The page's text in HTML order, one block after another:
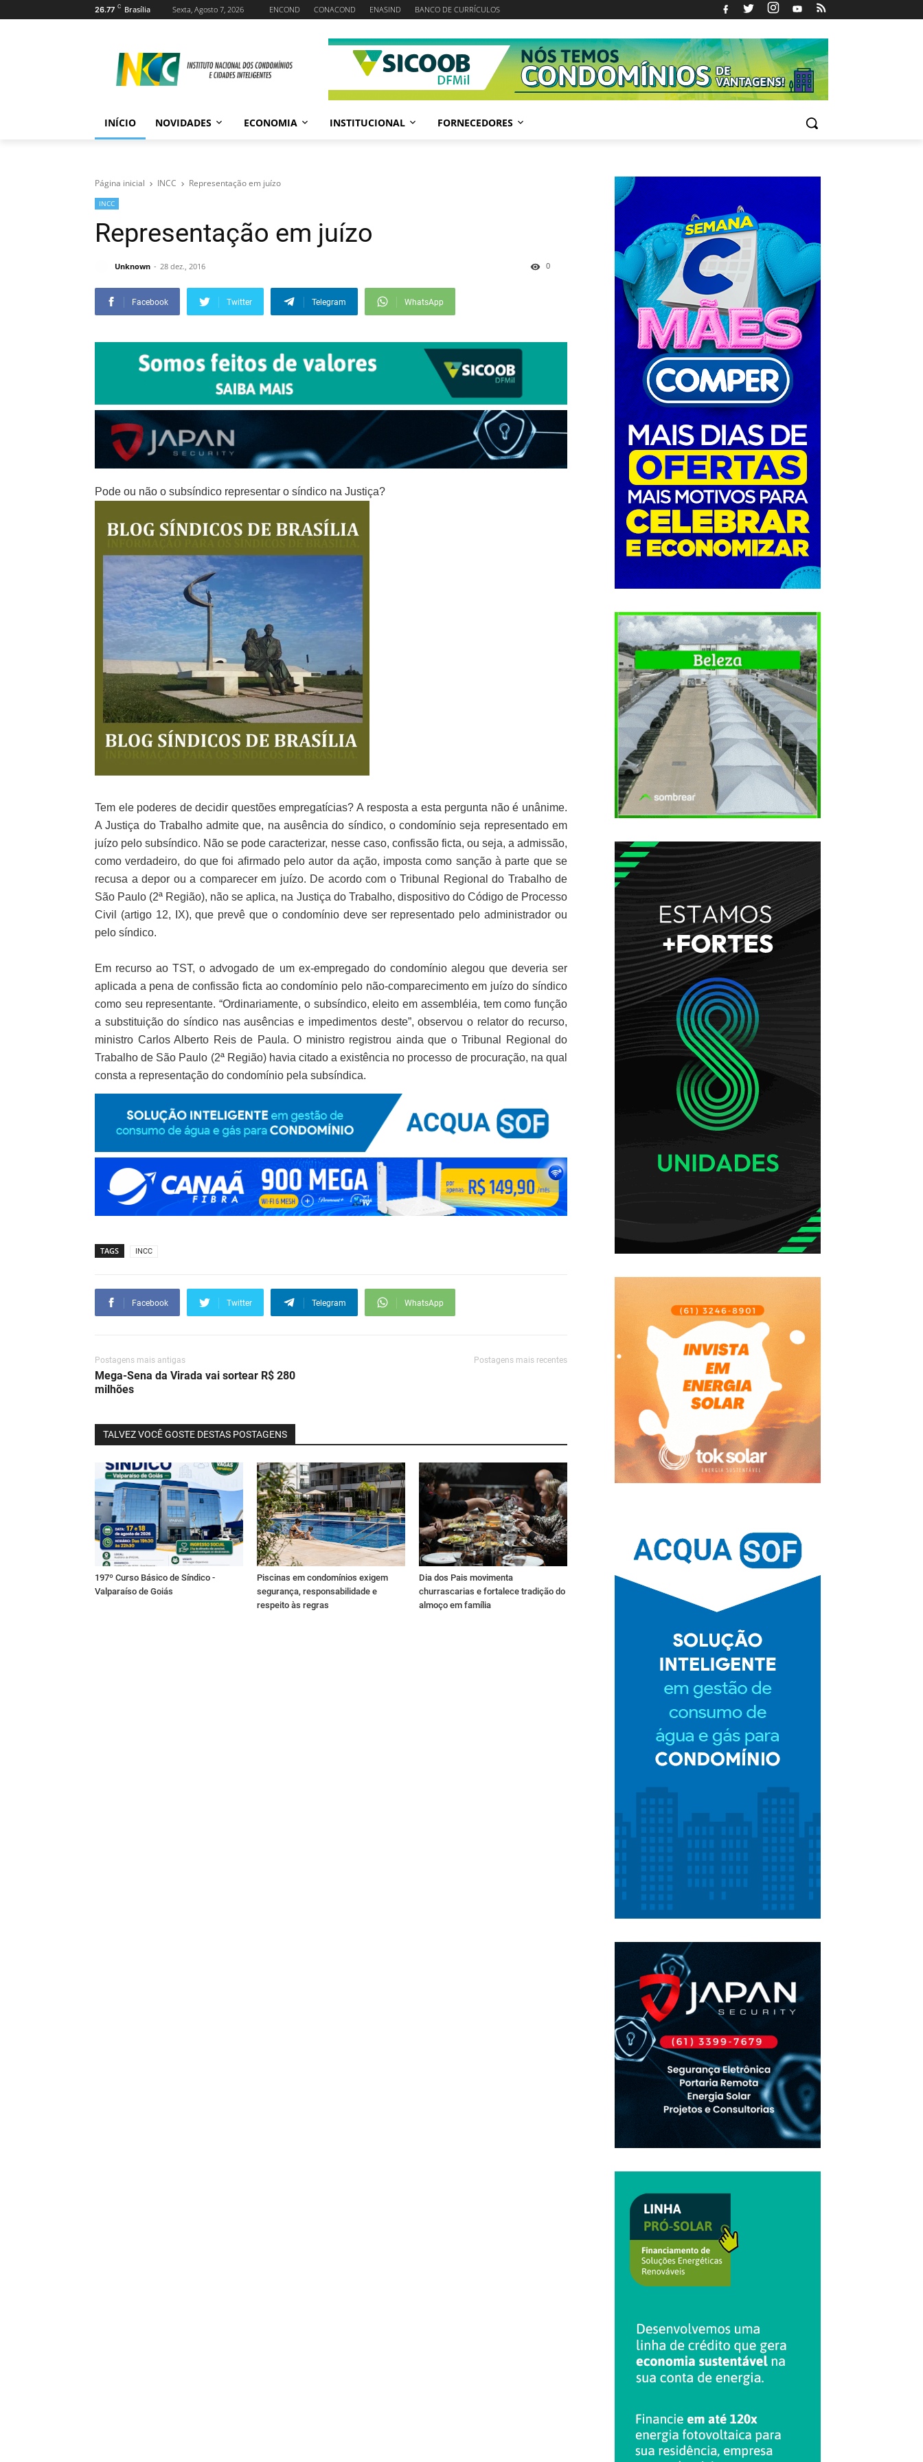
26.77 C Brasília Sexta, Agosto 7, 2026 ENCOND CONACOND ENASIND BANCO DE CURRÍCULOS
INÍCIO NOVIDADES ECONOMIA INSTITUCIONAL FORNECEDORES
Página inicial INCC Representação em juízo
INCC
Representação em juízo
Unknown 28 dez., 2016 0
Facebook Twitter Telegram WhatsApp
Pode ou não o subsíndico representar o síndico na Justiça?
Tem ele poderes de decidir questões empregatícias? A resposta a esta pergunta não é unânime.
A Justiça do Trabalho admite que, na ausência do síndico, o condomínio seja representado em
juízo pelo subsíndico. Não se pode caracterizar, nesse caso, confissão ficta, ou seja, a admissão,
como verdadeiro, do que foi afirmado pelo autor da ação, imposta como sanção à parte que se
recusa a depor ou a comparecer em juízo. De acordo com o Tribunal Regional do Trabalho de
São Paulo (2ª Região), não se aplica, na Justiça do Trabalho, dispositivo do Código de Processo
Civil (artigo 12, IX), que prevê que o condomínio deve ser representado pelo administrador ou
pelo síndico.
Em recurso ao TST, o advogado de um ex-empregado do condomínio alegou que deveria ser
aplicada a pena de confissão ficta ao condomínio pelo não-comparecimento em juízo do síndico
como seu representante. “Ordinariamente, o subsíndico, eleito em assembléia, tem como função
a substituição do síndico nas ausências e impedimentos deste”, observou o relator do recurso,
ministro Carlos Alberto Reis de Paula. O ministro registrou ainda que o Tribunal Regional do
Trabalho de São Paulo (2ª Região) havia citado a existência no processo de procuração, na qual
consta a representação do condomínio pela subsíndica.
TAGS INCC
Facebook Twitter Telegram WhatsApp
Postagens mais antigas
Mega-Sena da Virada vai sortear R$ 280
milhões
Postagens mais recentes
TALVEZ VOCÊ GOSTE DESTAS POSTAGENS
197º Curso Básico de Síndico -
Valparaíso de Goiás
Piscinas em condomínios exigem
segurança, responsabilidade e
respeito às regras
Dia dos Pais movimenta
churrascarias e fortalece tradição do
almoço em família